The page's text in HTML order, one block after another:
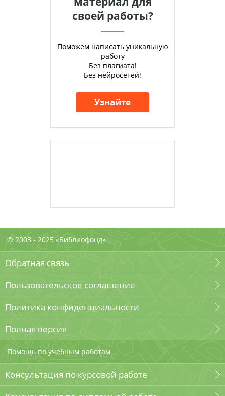
своей работы?
Поможем написать уникальную
работу
Без плагиата!
Без нейросетей!
Узнайте
© 2003 - 2025 «Библиофонд»
Обратная связь
Пользовательское соглашение
Политика конфиденциальности
Полная версия
Помощь по учебным работам
Консультация по курсовой работе